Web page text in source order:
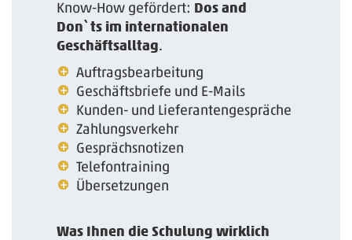
Know-How gefördert: Dos and
Don`ts im internationalen
Geschäftsalltag.
Auftragsbearbeitung­
Geschäftsbriefe und E-Mails
Kunden- und Lieferantengespräche
Zahlungsverkehr
Gesprächsnotizen
Telefontraining
Übersetzungen
Was Ihnen die Schulung wirklich